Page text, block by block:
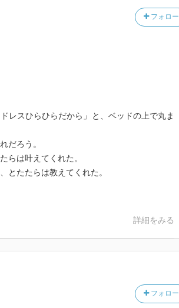
フォロー
レスひらひらだから」と、ベッドの上で丸ま
だろう。
らは叶えてくれた。
とたたらは教えてくれた。
詳細をみる
フォロー